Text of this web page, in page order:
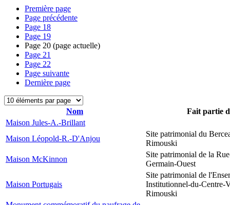
Première page
Page précédente
Page 18
Page 19
Page 20 (page actuelle)
Page 21
Page 22
Page suivante
Dernière page
Nom
Fait partie
Maison Jules-A.-Brillant
Maison Léopold-R.-D'Anjou
Site patrimonial du
Rimouski
Maison McKinnon
Site patrimonial de la
Germain-Ouest
Maison Portugais
Site patrimonial de
Institutionnel-du-Centre-
Rimouski